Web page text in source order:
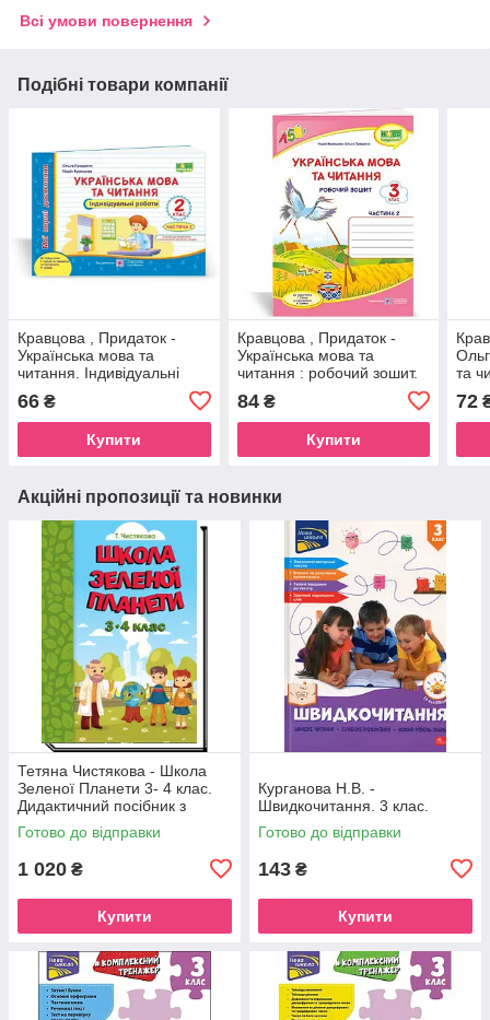
Всі умови повернення
Подібні товари компанії
Кравцова , Придаток -
Українська мова та
читання. Індивідуальні
роботи. 2 клас. У 2-х ч. Ч.
2 (до підр. Сапун)
66 ₴
Купити
Кравцова , Придаток -
Українська мова та
читання : робочий зошит.
підруч. Г. Сапун)
84₴
Купити
та
72
Акційні пропозиції та новинки
Тетяна Чистякова - Школа
Зеленої Планети 3- 4 клас.
Дидактичний посібник з
доповненою реальністю
Готово до відправки
1 020 ₴
Купити
Курганова Н.В. -
Швидкочитання. 3 клас.
Готово до відправки
143 ₴
Купити